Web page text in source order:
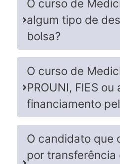
O curso de
algum tipo de
bolsa?
O curso de
PROUNI, FIES ou
financiamento
O candidato que
por transferência